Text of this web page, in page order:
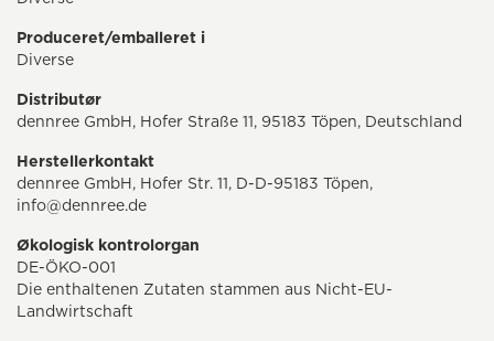
Produceret/emballeret i
Diverse
Distributør
dennree GmbH, Hofer Straße 11, 95183 Töpen, Deutschland
Herstellerkontakt
dennree GmbH, Hofer Str. 11, D-D-95183 Töpen,
info@dennree.de
Økologisk kontrolorgan
DE-ÖKO-001
Die enthaltenen Zutaten stammen aus Nicht-EU-
Landwirtschaft